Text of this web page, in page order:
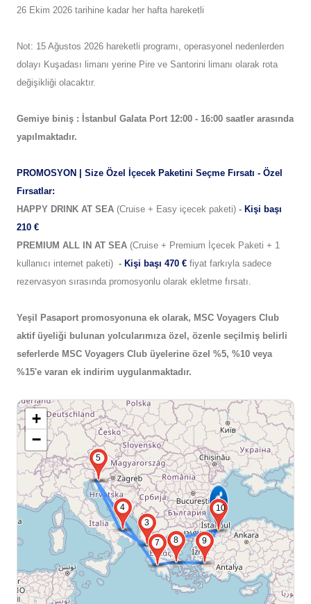
26 Ekim 2026 tarihine kadar her hafta hareketli
Not: 15 Ağustos 2026 hareketli programı, operasyonel nedenlerden
dolayı Kuşadası limanı yerine Pire ve Santorini limanı olarak rota
değişikliği olacaktır.
Gemiye biniş : İstanbul Galata Port 12:00 - 16:00 saatler arasında
yapılmaktadır.
PROMOSYON | Size Özel İçecek Paketini Seçme Fırsatı - Özel
Fırsatlar:
HAPPY DRINK AT SEA (Cruise + Easy içecek paketi) - Kişi başı
210 €
PREMIUM ALL IN AT SEA (Cruise + Premium İçecek Paketi + 1
kullanıcı internet paketi) - Kişi başı 470 € fiyat farkıyla sadece
rezervasyon sırasında promosyonlu olarak ekletme fırsatı.
Yeşil Pasaport promosyonuna ek olarak, MSC Voyagers Club
aktif üyeliği bulunan yolcularımıza özel, özenle seçilmiş belirli
seferlerde MSC Voyagers Club üyelerine özel %5, %10 veya
%15'e varan ek indirim uygulanmaktadır.
3
4
5
7 8 9
10
+
−